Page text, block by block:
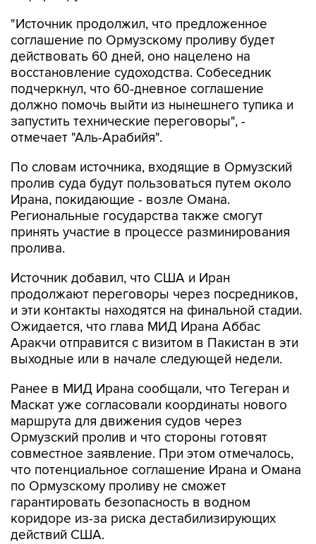
"Источник продолжил, что предложенное
соглашение по Ормузскому проливу будет
действовать 60 дней, оно нацелено на
восстановление судоходства. Собеседник
подчеркнул, что 60-дневное соглашение
должно помочь выйти из нынешнего тупика и
запустить технические переговоры", -
отмечает "Аль-Арабийя".
По словам источника, входящие в Ормузский
пролив суда будут пользоваться путем около
Ирана, покидающие - возле Омана.
Региональные государства также смогут
принять участие в процессе разминирования
пролива.
Источник добавил, что США и Иран
продолжают переговоры через посредников,
и эти контакты находятся на финальной стадии.
Ожидается, что глава МИД Ирана Аббас
Аракчи отправится с визитом в Пакистан в эти
выходные или в начале следующей недели.
Ранее в МИД Ирана сообщали, что Тегеран и
Маскат уже согласовали координаты нового
маршрута для движения судов через
Ормузский пролив и что стороны готовят
совместное заявление. При этом отмечалось,
что потенциальное соглашение Ирана и Омана
по Ормузскому проливу не сможет
гарантировать безопасность в водном
коридоре из-за риска дестабилизирующих
действий США.